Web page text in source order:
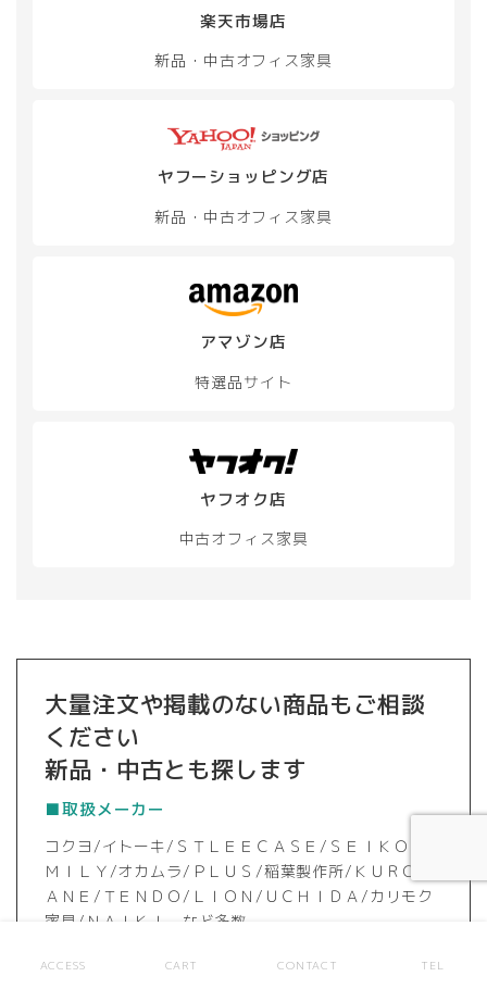
楽天市場店
新品・中古オフィス家具
ヤフーショッピング店
新品・中古オフィス家具
アマゾン店
特選品サイト
ヤフオク店
中古オフィス家具
大量注文や掲載のない商品もご相談
ください
新品・中古とも探します
■取扱メーカー
コクヨ/イトーキ/ＳＴＬＥＥＣＡＳＥ/ＳＥＩＫＯＦＡ
ＭＩＬＹ/オカムラ/ＰＬＵＳ/稲葉製作所/ＫＵＲＯＧ
ＡＮＥ/ＴＥＮＤＯ/ＬＩＯＮ/ＵＣＨＩＤＡ/カリモク
家具/ＮＡＩＫＩ など多数
ACCESS CART CONTACT TEL